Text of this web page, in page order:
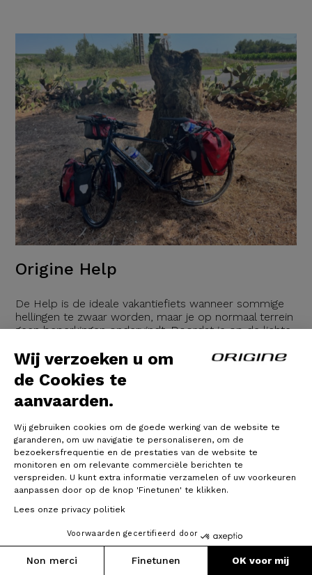
Wij verzoeken u om
de Cookies te
aanvaarden.
Wij gebruiken cookies om de goede werking van de website te
garanderen, om uw navigatie te personaliseren, om de
bezoekersfrequentie en de prestaties van de website te
monitoren en om relevante commerciële berichten te
verspreiden. U kunt extra informatie verzamelen of uw voorkeuren
aanpassen door op de knop 'Finetunen' te klikken.
Lees onze privacy politiek
Voorwaarden gecertifieerd door
Non merci Finetunen OK voor mij
Origine Help
De Help is de ideale vakantiefiets wanneer sommige
hellingen te zwaar worden, maar je op normaal terrein
geen beperkingen ondervindt. Doordat je op de lichte
de relatief kleine accu toch een ruime actieradius. Ook
is hierbij van belang dat je de Help met een aandrijving
met twee kettingbladen kunt uitrusten zodat je tijdens
beklimmingen nog
26/10/2023
Verder lezen